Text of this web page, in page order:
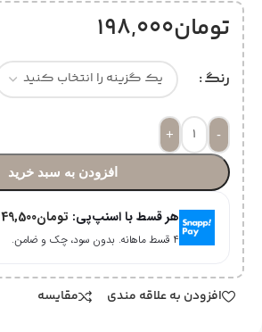
تومان198,000
رنگ
-
+
افزودن به سبد خرید
هر قسط با اسنپ‌پی: تومان49,500
۴ قسط ماهانه. بدون سود، چک و ضامن.
افزودن به علاقه مندی مقایسه